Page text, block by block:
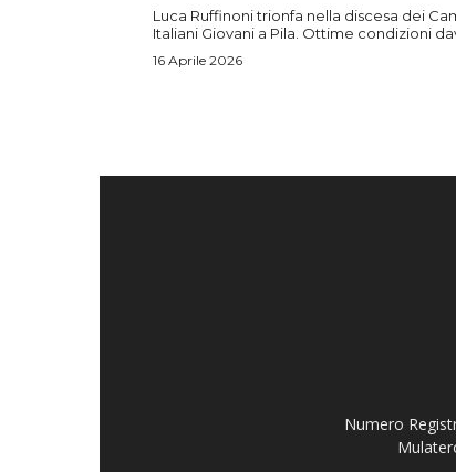
Luca Ruffinoni trionfa nella discesa dei
Italiani Giovani a Pila. Ottime condizioni
16 Aprile 2026
Numero